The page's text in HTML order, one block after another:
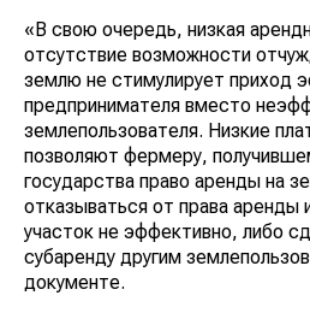
«В свою очередь, низкая
отсутствие возможности
землю не стимулирует приход
предпринимателя вместо
землепользователя. Низкие
позволяют фермеру,
государства право аренды на
отказываться от права аренды
участок не эффективно, либо
субаренду другим
документе.